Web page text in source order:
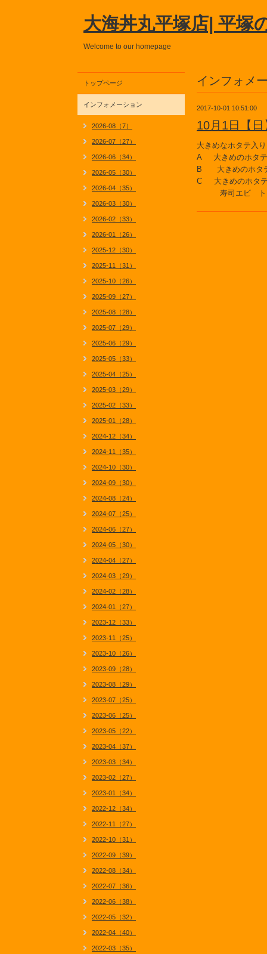
大海丼丸平塚店| 平塚
Welcome to our homepage
インフォメ
2017-10-01 10:51:00
10月1日【
大きめなホタテ入
A 大きめのホタ
B 大きめのホタ
C 大きめのホタ
寿司エビ トロ
トップページ
インフォメーション
2026-08（7）
2026-07（27）
2026-06（34）
2026-05（30）
2026-04（35）
2026-03（30）
2026-02（33）
2026-01（26）
2025-12（30）
2025-11（31）
2025-10（26）
2025-09（27）
2025-08（28）
2025-07（29）
2025-06（29）
2025-05（33）
2025-04（25）
2025-03（29）
2025-02（33）
2025-01（28）
2024-12（34）
2024-11（35）
2024-10（30）
2024-09（30）
2024-08（24）
2024-07（25）
2024-06（27）
2024-05（30）
2024-04（27）
2024-03（29）
2024-02（28）
2024-01（27）
2023-12（33）
2023-11（25）
2023-10（26）
2023-09（28）
2023-08（29）
2023-07（25）
2023-06（25）
2023-05（22）
2023-04（37）
2023-03（34）
2023-02（27）
2023-01（34）
2022-12（34）
2022-11（27）
2022-10（31）
2022-09（39）
2022-08（34）
2022-07（36）
2022-06（38）
2022-05（32）
2022-04（40）
2022-03（35）